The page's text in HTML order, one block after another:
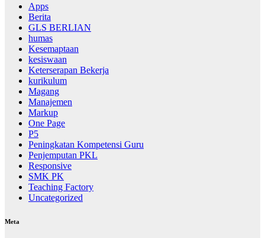
Apps
Berita
GLS BERLIAN
humas
Kesemaptaan
kesiswaan
Keterserapan Bekerja
kurikulum
Magang
Manajemen
Markup
One Page
P5
Peningkatan Kompetensi Guru
Penjemputan PKL
Responsive
SMK PK
Teaching Factory
Uncategorized
Meta